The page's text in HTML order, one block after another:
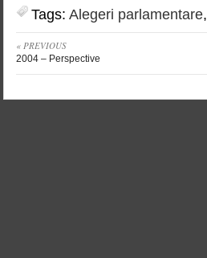
Tags: Alegeri parlamentare,
« PREVIOUS
2004 – Perspective